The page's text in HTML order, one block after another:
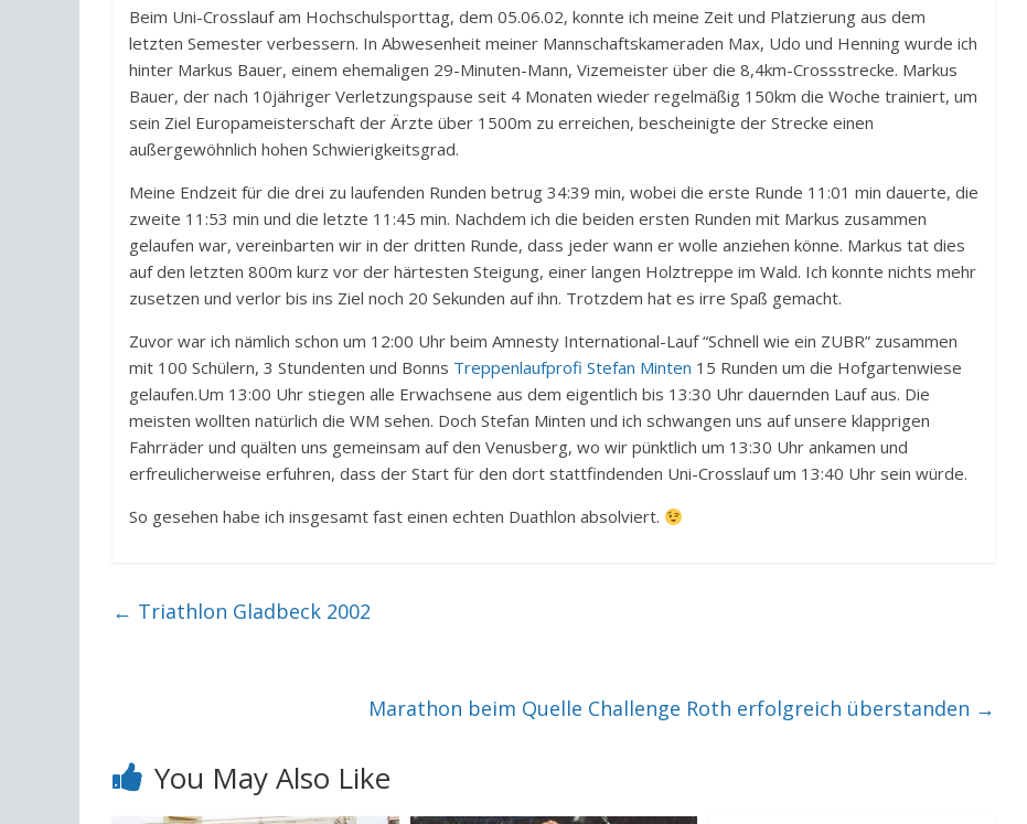
Beim Uni-Crosslauf am Hochschulsporttag, dem 05.06.02, konnte ich meine Zeit und Platzierung aus dem
letzten Semester verbessern. In Abwesenheit meiner Mannschaftskameraden Max, Udo und Henning wurde ich
hinter Markus Bauer, einem ehemaligen 29-Minuten-Mann, Vizemeister über die 8,4km-Crossstrecke. Markus
Bauer, der nach 10jähriger Verletzungspause seit 4 Monaten wieder regelmäßig 150km die Woche trainiert, um
sein Ziel Europameisterschaft der Ärzte über 1500m zu erreichen, bescheinigte der Strecke einen
außergewöhnlich hohen Schwierigkeitsgrad.
Meine Endzeit für die drei zu laufenden Runden betrug 34:39 min, wobei die erste Runde 11:01 min dauerte, die
zweite 11:53 min und die letzte 11:45 min. Nachdem ich die beiden ersten Runden mit Markus zusammen
gelaufen war, vereinbarten wir in der dritten Runde, dass jeder wann er wolle anziehen könne. Markus tat dies
auf den letzten 800m kurz vor der härtesten Steigung, einer langen Holztreppe im Wald. Ich konnte nichts mehr
zusetzen und verlor bis ins Ziel noch 20 Sekunden auf ihn. Trotzdem hat es irre Spaß gemacht.
Zuvor war ich nämlich schon um 12:00 Uhr beim Amnesty International-Lauf “Schnell wie ein ZUBR” zusammen
mit 100 Schülern, 3 Stundenten und Bonns Treppenlaufprofi Stefan Minten 15 Runden um die Hofgartenwiese
gelaufen.Um 13:00 Uhr stiegen alle Erwachsene aus dem eigentlich bis 13:30 Uhr dauernden Lauf aus. Die
meisten wollten natürlich die WM sehen. Doch Stefan Minten und ich schwangen uns auf unsere klapprigen
Fahrräder und quälten uns gemeinsam auf den Venusberg, wo wir pünktlich um 13:30 Uhr ankamen und
erfreulicherweise erfuhren, dass der Start für den dort stattfindenden Uni-Crosslauf um 13:40 Uhr sein würde.
So gesehen habe ich insgesamt fast einen echten Duathlon absolviert.
← Triathlon Gladbeck 2002
Marathon beim Quelle Challenge Roth erfolgreich überstanden →
You May Also Like